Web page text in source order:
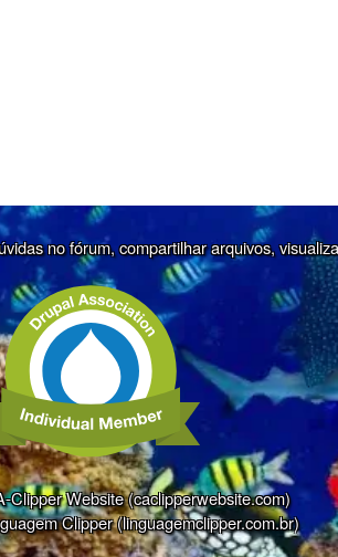
no fórum, compartilhar arquivos,
Clipper Website (caclipperwebsite.com)
Clipper (linguagemclipper.com.br)